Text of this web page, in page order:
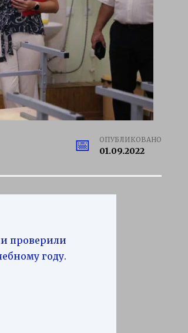
ОПУБЛИКОВАНО
01.09.2022
проверили
году.